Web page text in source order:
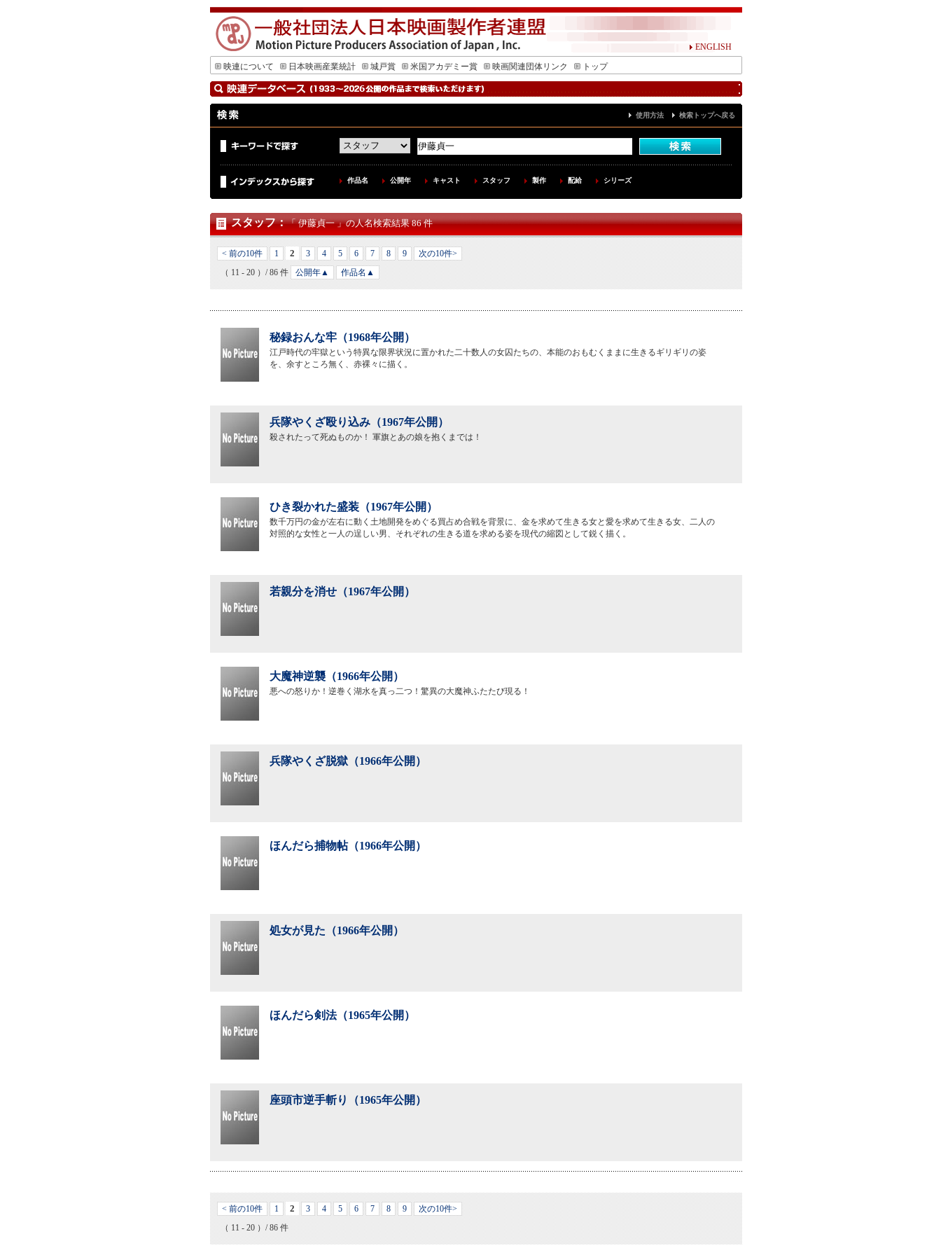
ENGLISH
映連について
日本映画産業統計 城戸賞 米国アカデミー賞 映画関連団体リンク トップ
使用方法 検索トップへ戻る
作品名 公開年 キャスト スタッフ 製作 配給 シリーズ
スタッフ：「 伊藤貞一 」の人名検索結果 86 件
< 前の10件 1 2 3 4 5 6 7 8 9
次の10件>
（ 11 - 20 ）/ 86 件
公開年▲ 作品名▲
秘録おんな牢（1968年公開）
江戸時代の牢獄という特異な限界状況に置かれた二十数人の女囚たちの、本能のおもむくままに生きるギリギリの姿
を、余すところ無く、赤裸々に描く。
兵隊やくざ殴り込み（1967年公開）
殺されたって死ぬものか！ 軍旗とあの娘を抱くまでは！
ひき裂かれた盛装（1967年公開）
数千万円の金が左右に動く土地開発をめぐる買占め合戦を背景に、金を求めて生きる女と愛を求めて生きる女、二人の
対照的な女性と一人の逞しい男、それぞれの生きる道を求める姿を現代の縮図として鋭く描く。
若親分を消せ（1967年公開）
大魔神逆襲（1966年公開）
悪への怒りか！逆巻く湖水を真っ二つ！驚異の大魔神ふたたび現る！
兵隊やくざ脱獄（1966年公開）
ほんだら捕物帖（1966年公開）
処女が見た（1966年公開）
ほんだら剣法（1965年公開）
座頭市逆手斬り（1965年公開）
< 前の10件 1 2 3 4 5 6 7 8 9
次の10件>
（ 11 - 20 ）/ 86 件